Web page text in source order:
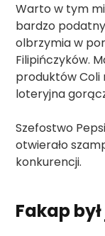
Warto w tym
bardzo
olbrzymia w
Filipińczyków.
produktów Coli
loteryjna
Szefostwo
otwierało
konkurencji.
Fakap